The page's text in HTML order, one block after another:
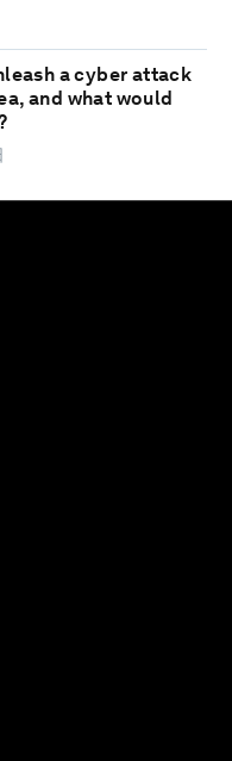
a cyber attack
and what would